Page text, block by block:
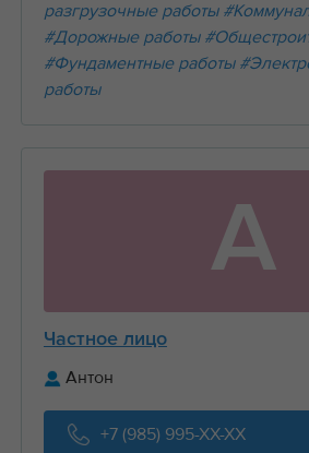
разгрузочные работы
#Дорожные работы
#Фундаментные работы
работы
А
Частное лицо
Антон
+7 (985) 995-XX-XX